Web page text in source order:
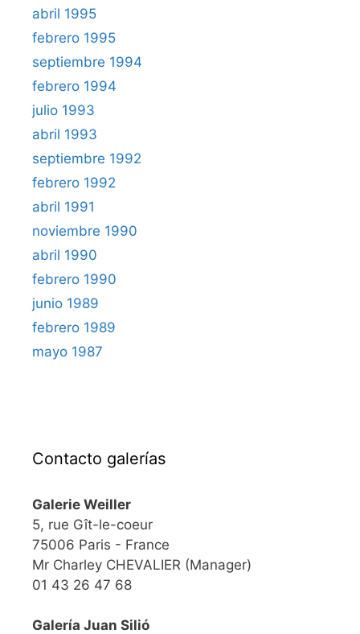
abril 1995
febrero 1995
septiembre 1994
febrero 1994
julio 1993
abril 1993
septiembre 1992
febrero 1992
abril 1991
noviembre 1990
abril 1990
febrero 1990
junio 1989
febrero 1989
mayo 1987
Contacto galerías
Galerie Weiller
5, rue Gît-le-coeur
75006 Paris - France
Mr Charley CHEVALIER (Manager)
01 43 26 47 68
Galería Juan Silió